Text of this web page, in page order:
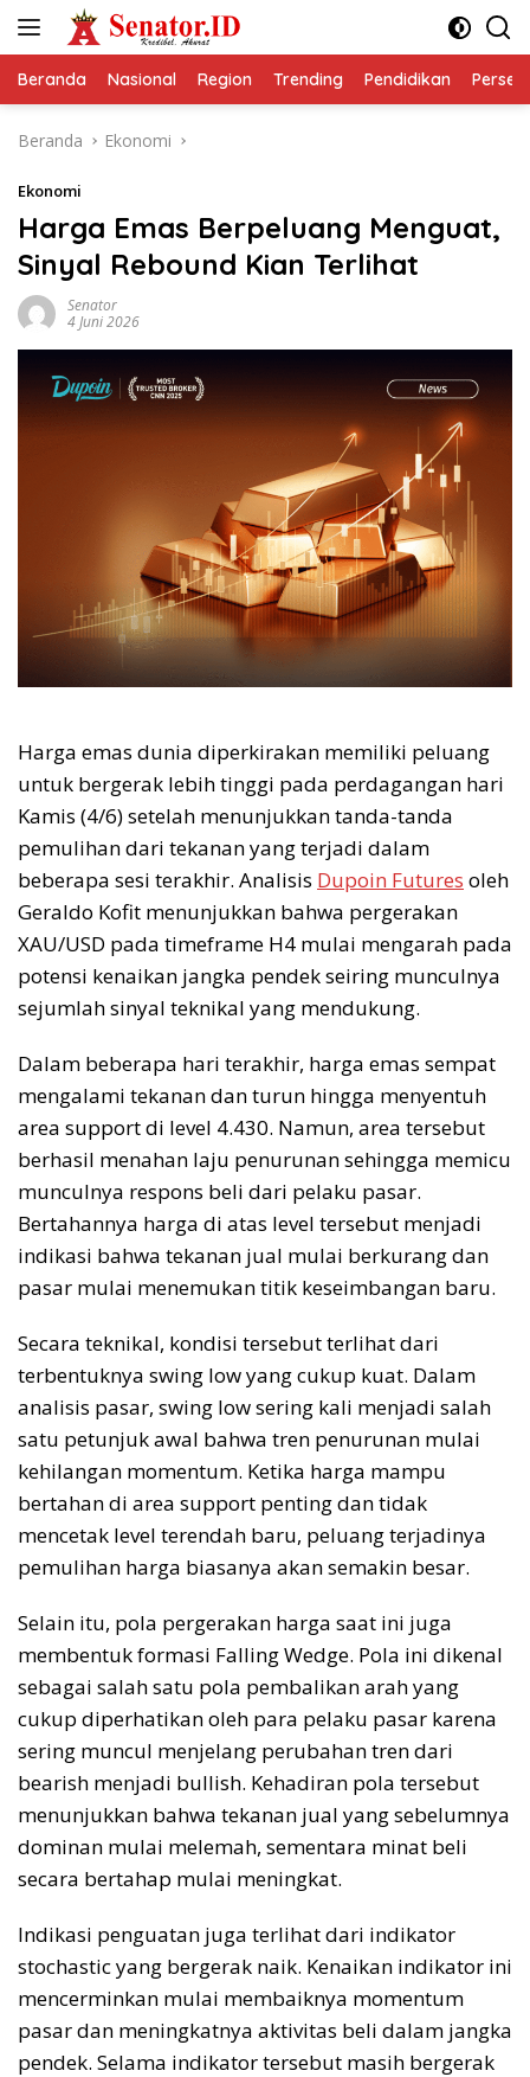
Beranda Nasional Region Trending Pendidikan
Beranda Ekonomi
Ekonomi
Harga Emas Berpeluang Menguat,
Sinyal Rebound Kian Terlihat
Senator
4 Juni 2026
Harga emas dunia diperkirakan memiliki peluang
untuk bergerak lebih tinggi pada perdagangan hari
Kamis (4/6) setelah menunjukkan tanda-tanda
pemulihan dari tekanan yang terjadi dalam
beberapa sesi terakhir. Analisis Dupoin Futures oleh
Geraldo Kofit menunjukkan bahwa pergerakan
XAU/USD pada timeframe H4 mulai mengarah pada
potensi kenaikan jangka pendek seiring munculnya
sejumlah sinyal teknikal yang mendukung.
Dalam beberapa hari terakhir, harga emas sempat
mengalami tekanan dan turun hingga menyentuh
area support di level 4.430. Namun, area tersebut
berhasil menahan laju penurunan sehingga memicu
munculnya respons beli dari pelaku pasar.
Bertahannya harga di atas level tersebut menjadi
indikasi bahwa tekanan jual mulai berkurang dan
pasar mulai menemukan titik keseimbangan baru.
Secara teknikal, kondisi tersebut terlihat dari
terbentuknya swing low yang cukup kuat. Dalam
analisis pasar, swing low sering kali menjadi salah
satu petunjuk awal bahwa tren penurunan mulai
kehilangan momentum. Ketika harga mampu
bertahan di area support penting dan tidak
mencetak level terendah baru, peluang terjadinya
pemulihan harga biasanya akan semakin besar.
Selain itu, pola pergerakan harga saat ini juga
membentuk formasi Falling Wedge. Pola ini dikenal
sebagai salah satu pola pembalikan arah yang
cukup diperhatikan oleh para pelaku pasar karena
sering muncul menjelang perubahan tren dari
bearish menjadi bullish. Kehadiran pola tersebut
menunjukkan bahwa tekanan jual yang sebelumnya
dominan mulai melemah, sementara minat beli
secara bertahap mulai meningkat.
Indikasi penguatan juga terlihat dari indikator
stochastic yang bergerak naik. Kenaikan indikator ini
mencerminkan mulai membaiknya momentum
pasar dan meningkatnya aktivitas beli dalam jangka
pendek. Selama indikator tersebut masih bergerak